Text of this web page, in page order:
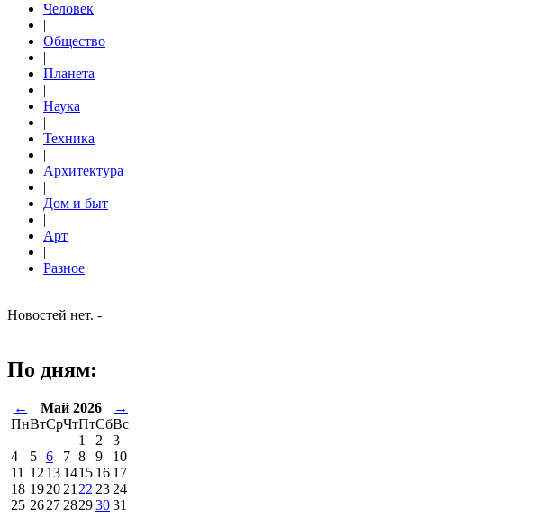
Человек
|
Общество
|
Планета
|
Наука
|
Техника
|
Архитектура
|
Дом и быт
|
Арт
|
Разное
Новостей нет. -
По дням:
← Май 2026
→
ПнВтСрЧтПтСбВс
1
2
3
4
5 6 7 8 9
10
11 12 13 1415 16 17
18 1920 21 22 23 24
25 2627 28293031